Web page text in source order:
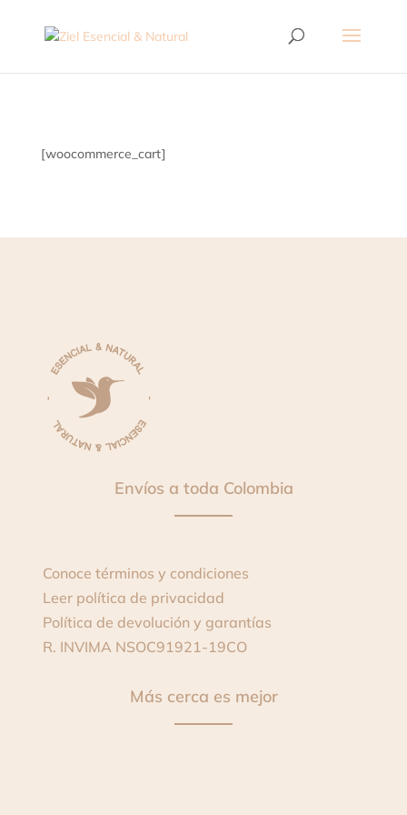
[woocommerce_cart]
Envíos a toda Colombia
Conoce términos y condiciones
Leer política de privacidad
Política de devolución y garantías
R. INVIMA NSOC91921-19CO
Más cerca es mejor